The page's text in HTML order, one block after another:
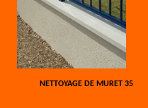
NETTOYAGE DE MURET 35